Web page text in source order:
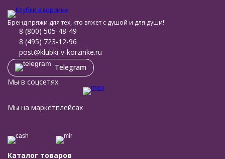
Бренд пряжи для тех, кто вяжет с душой и для души!
8 (800) 505-48-49
8 (495) 723-12-96
post@klubki-v-korzinke.ru
Telegram
Мы в соцсетях
Мы на маркетплейсах
Каталог товаров